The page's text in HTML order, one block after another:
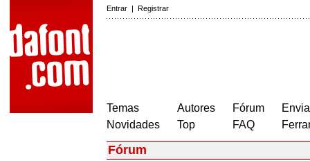
Entrar | Registrar
Temas
Novidades
Autores
Top
Fórum
FAQ
Fórum